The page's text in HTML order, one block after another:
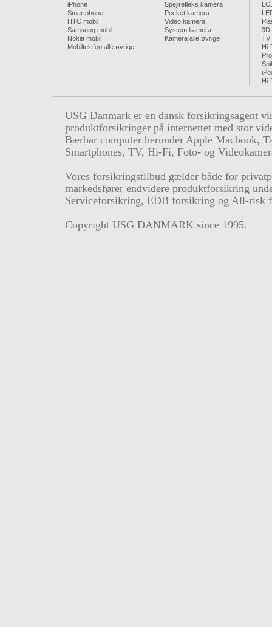
iPhone Spejlrefleks kamera
Smartphone
Pocket kamera
HTC mobil
Video kamera
Samsung mobil
System kamera
3D
Nokia mobil
Kamera alle øvrige
TV
Mobiltelefon alle øvrige
Hi-
USG Danmark er en dansk forsikringsagent
produktforsikringer på internettet med stor
Bærbar computer herunder Apple Macbook,
Smartphones, TV, Hi-Fi, Foto- og
Vores forsikringstilbud gælder både for
markedsfører endvidere produktforsikring
Serviceforsikring, EDB forsikring og All-risk
Copyright USG DANMARK since 1995.